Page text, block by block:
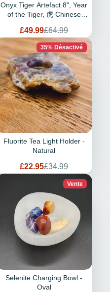
Onyx Tiger Artefact 8", Year
of the Tiger, 虎 Chinese
Prix
de
vente
£49.99Prix
habituel
£64.99
35% Désactivé
Fluorite Tea Light Holder -
Natural
Prix
de
£22.95Prix
habituel
£34.99
Vente
Selenite Charging Bowl -
Oval